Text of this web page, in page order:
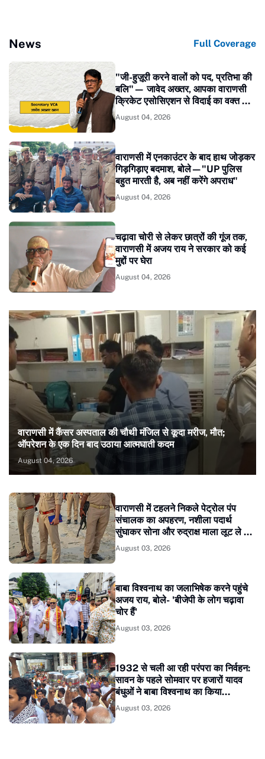
News Full Coverage
​"जी-हुज़ूरी करने वालों को पद, प्रतिभा की
बलि"— जावेद अख्तर, आपका वाराणसी
क्रिकेट एसोसिएशन से विदाई का वक्त कब
आएगा?
August 04, 2026
वाराणसी में एनकाउंटर के बाद हाथ जोड़कर
गिड़गिड़ाए बदमाश, बोले—"UP पुलिस
बहुत मारती है, अब नहीं करेंगे अपराध"
August 04, 2026
चढ़ावा चोरी से लेकर छात्रों की गूंज तक,
वाराणसी में अजय राय ने सरकार को कई
मुद्दों पर घेरा
August 04, 2026
वाराणसी में कैंसर अस्पताल की चौथी मंजिल से कूदा मरीज, मौत;
ऑपरेशन के एक दिन बाद उठाया आत्मघाती कदम
August 04, 2026
वाराणसी में टहलने निकले पेट्रोल पंप
संचालक का अपहरण, नशीला पदार्थ
सुंघाकर सोना और रुद्राक्ष माला लूट ले गए
बदमाश
August 03, 2026
बाबा विश्वनाथ का जलाभिषेक करने पहुंचे
अजय राय, बोले- 'बीजेपी के लोग चढ़ावा
चोर हैं'
August 03, 2026
1932 से चली आ रही परंपरा का निर्वहन:
सावन के पहले सोमवार पर हजारों यादव
बंधुओं ने बाबा विश्वनाथ का किया
जलाभिषेक
August 03, 2026